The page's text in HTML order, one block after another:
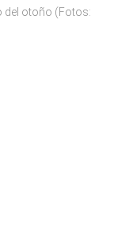
del otoño (Fotos: